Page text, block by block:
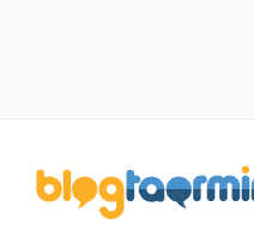
contenuto